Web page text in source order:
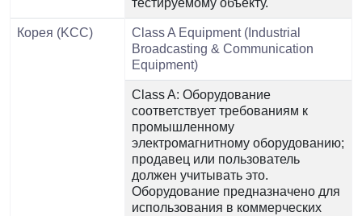
тестируемому объекту.
Корея (KCC)
Class A Equipment (Industrial
Broadcasting & Communication
Equipment)
Class A: Оборудование
соответствует требованиям к
промышленному
электромагнитному оборудованию;
продавец или пользователь
должен учитывать это.
Оборудование предназначено для
использования в коммерческих